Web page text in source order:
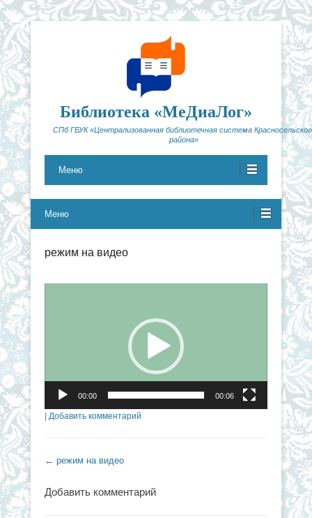
Библиотека «МеДиаЛог»
СПб ГБУК «Централизованная библиотечная система
района»
Меню
Меню
режим на видео
00:00 00:06
| Добавить комментарий
Навигация по записям
← режим на видео
Добавить комментарий